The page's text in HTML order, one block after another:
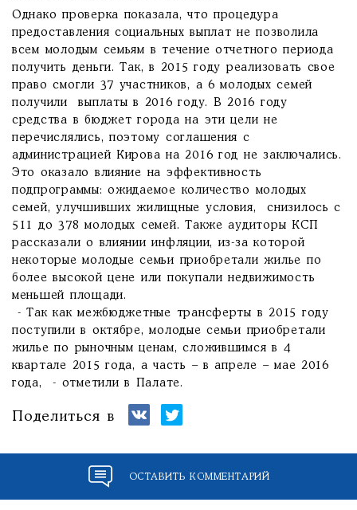
Однако проверка показала, что процедура
предоставления социальных выплат не позволила
всем молодым семьям в течение отчетного периода
получить деньги. Так, в 2015 году реализовать свое
право смогли 37 участников, а 6 молодых семей
получили выплаты в 2016 году. В 2016 году
средства в бюджет города на эти цели не
перечислялись, поэтому соглашения с
администрацией Кирова на 2016 год не заключались.
Это оказало влияние на эффективность
подпрограммы: ожидаемое количество молодых
семей, улучшивших жилищные условия, снизилось с
511 до 378 молодых семей. Также аудиторы КСП
рассказали о влиянии инфляции, из-за которой
некоторые молодые семьи приобретали жилье по
более высокой цене или покупали недвижимость
меньшей площади.
- Так как межбюджетные трансферты в 2015 году
поступили в октябре, молодые семьи приобретали
жилье по рыночным ценам, сложившимся в 4
квартале 2015 года, а часть – в апреле – мае 2016
года, - отметили в Палате.
Поделиться в
ОСТАВИТЬ КОММЕНТАРИЙ